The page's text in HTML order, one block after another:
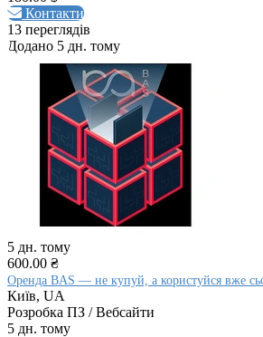
Контакти
13 переглядів
Додано 5 дн. тому
5 дн. тому
600.00 ₴
Оренда BAS — не купуй, а користуйся вже
Київ, UA
Розробка ПЗ / Вебсайти
5 дн. тому